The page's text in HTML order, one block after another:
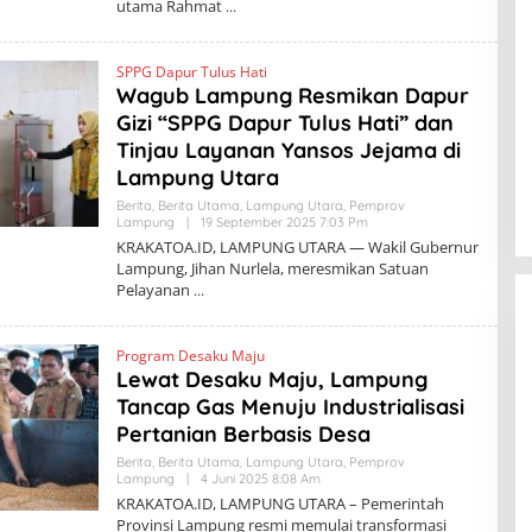
A
T
O
A
I
utama Rahmat
SPPG Dapur Tulus Hati
Wagub Lampung Resmikan Dapur
Gizi “SPPG Dapur Tulus Hati” dan
Tinjau Layanan Yansos Jejama di
Lampung Utara
Berita, Berita Utama, Lampung Utara, Pemprov
Lampung
19 September 2025 7:03 Pm
L
E
H
A
T
O
A
I
KRAKATOA.ID, LAMPUNG UTARA — Wakil Gubernur
Lampung, Jihan Nurlela, meresmikan Satuan
Pelayanan
Program Desaku Maju
Lewat Desaku Maju, Lampung
Tancap Gas Menuju Industrialisasi
Pertanian Berbasis Desa
Berita, Berita Utama, Lampung Utara, Pemprov
Lampung
4 Juni 2025 8:08 Am
L
E
H
KRAKATOA.ID, LAMPUNG UTARA – Pemerintah
Provinsi Lampung resmi memulai transformasi
BBWS Mesuji Sekampung Pastikan
Pengaman Pantai Mandiri Sejati
Penuhi Standar Mutu